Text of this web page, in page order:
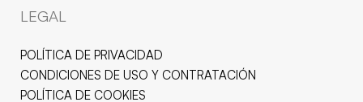
LEGAL
POLÍTICA DE PRIVACIDAD
CONDICIONES DE USO Y CONTRATACIÓN
POLÍTICA DE COOKIES